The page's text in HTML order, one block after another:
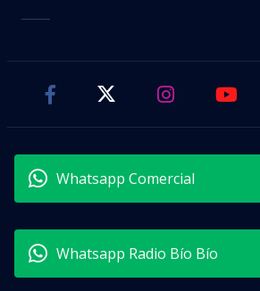
Whatsapp Comercial
Whatsapp Radio Bío Bío